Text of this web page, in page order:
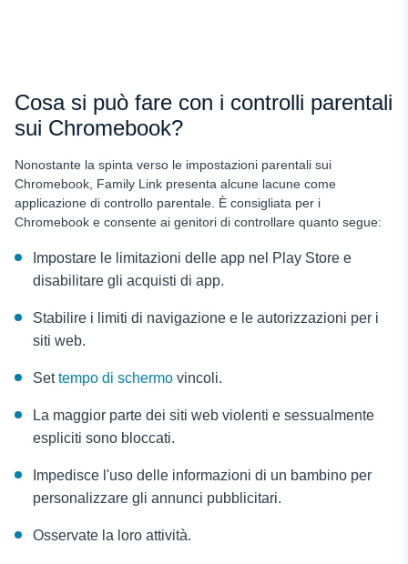
Cosa si può fare con i controlli parentali
sui Chromebook?
Nonostante la spinta verso le impostazioni parentali sui
Chromebook, Family Link presenta alcune lacune come
applicazione di controllo parentale. È consigliata per i
Chromebook e consente ai genitori di controllare quanto segue:
Impostare le limitazioni delle app nel Play Store e
disabilitare gli acquisti di app.
Stabilire i limiti di navigazione e le autorizzazioni per i
siti web.
Settempo di schermo vincoli.
La maggior parte dei siti web violenti e sessualmente
espliciti sono bloccati.
Impedisce l'uso delle informazioni di un bambino per
personalizzare gli annunci pubblicitari.
Osservate la loro attività.